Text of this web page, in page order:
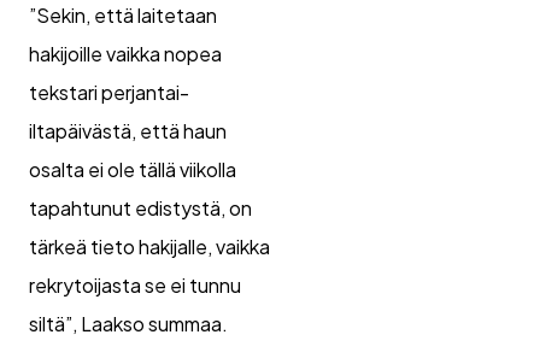
”Sekin, että laitetaan
hakijoille vaikka nopea
tekstari perjantai-
iltapäivästä, että haun
osalta ei ole tällä viikolla
tapahtunut edistystä, on
tärkeä tieto hakijalle, vaikka
rekrytoijasta se ei tunnu
siltä”, Laakso summaa.